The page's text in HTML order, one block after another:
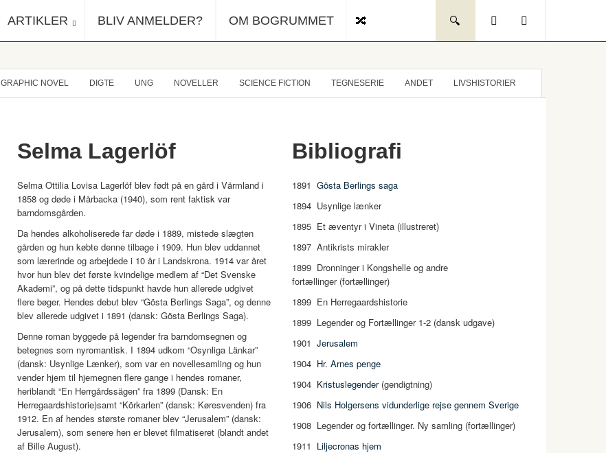
ARTIKLER BLIV ANMELDER? OM BOGRUMMET
GRAPHIC NOVEL DIGTE UNG NOVELLER SCIENCE FICTION TEGNESERIE ANDET LIVSHISTORIER
Selma Lagerlöf
Selma Ottilia Lovisa Lagerlöf blev født på en gård i Värmland i
1858 og døde i Mårbacka (1940), som rent faktisk var
barndomsgården.
Da hendes alkoholiserede far døde i 1889, mistede slægten
gården og hun købte denne tilbage i 1909. Hun blev uddannet
som lærerinde og arbejdede i 10 år i Landskrona. 1914 var året
hvor hun blev det første kvindelige medlem af “Det Svenske
Akademi”, og på dette tidspunkt havde hun allerede udgivet
flere bøger. Hendes debut blev “Gösta Berlings Saga”, og denne
blev allerede udgivet i 1891 (dansk: Gösta Berlings Saga).
Denne roman byggede på legender fra barndomsegnen og
betegnes som nyromantisk. I 1894 udkom “Osynliga Länkar”
(dansk: Usynlige Lænker), som var en novellesamling og hun
vender hjem til hjemegnen flere gange i hendes romaner,
heriblandt “En Herrgårdssägen” fra 1899 (Dansk: En
Herregaardshistorie)samt “Körkarlen” (dansk: Køresvenden) fra
1912. En af hendes største romaner blev “Jerusalem” (dansk:
Jerusalem), som senere hen er blevet filmatiseret (blandt andet
af Bille August).
Bibliografi
1891 Gösta Berlings saga
1894 Usynlige lænker
1895 Et æventyr i Vineta (illustreret)
1897 Antikrists mirakler
1899 Dronninger i Kongshelle og andre
fortællinger (fortællinger)
1899 En Herregaardshistorie
1899 Legender og Fortællinger 1-2 (dansk udgave)
1901 Jerusalem
1904 Hr. Arnes penge
1904 Kristuslegender(gendigtning)
1906 Nils Holgersens vidunderlige rejse gennem Sverige
1908 Legender og fortællinger. Ny samling (fortællinger)
1911 Liljecronas hjem